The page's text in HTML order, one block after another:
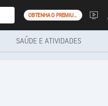
OBTENHA O PREMIUM+
SAÚDE E ATIVIDADES